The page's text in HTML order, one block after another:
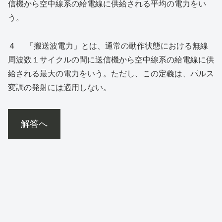
信機から空中線系の給電線に供給される平均の電力をい
う。
４ 「搬送波電力」とは、通常の動作状態における無線
周波数１サイクルの間に送信機から空中線系の給電線に供
給される最大の電力をいう。ただし、この定義は、パルス
変調の発射には適用しない。
解答へ